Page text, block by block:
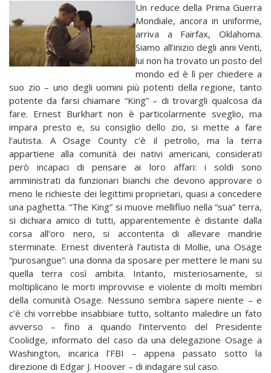
Un reduce della Prima Guerra
Mondiale, ancora in uniforme,
arriva a Fairfax, Oklahoma.
Siamo all’inizio degli anni Venti,
lui non ha trovato un posto del
mondo ed è lì per chiedere a
suo zio – uno degli uomini più potenti della regione, tanto
potente da farsi chiamare “King” – di trovargli qualcosa da
fare. Ernest Burkhart non è particolarmente sveglio, ma
impara presto e, su consiglio dello zio, si mette a fare
l’autista. A Osage County c’è il petrolio, ma la terra
appartiene alla comunità dei nativi americani, considerati
però incapaci di pensare ai loro affari: i soldi sono
amministrati da funzionari bianchi che devono approvare o
meno le richieste dei legittimi proprietari, quasi a concedere
una paghetta. “The King” si muove mellifluo nella “sua” terra,
si dichiara amico di tutti, apparentemente è distante dalla
corsa all’oro nero, si accontenta di allevare mandrie
sterminate. Ernest diventerà l’autista di Mollie, una Osage
“purosangue”: una donna da sposare per mettere le mani su
quella terra così ambita. Intanto, misteriosamente, si
moltiplicano le morti improvvise e violente di molti membri
della comunità Osage. Nessuno sembra sapere niente – e
c’è chi vorrebbe insabbiare tutto, soltanto maledire un fato
avverso – fino a quando l’intervento del Presidente
Coolidge, informato del caso da una delegazione Osage a
Washington, incarica l’FBI – appena passato sotto la
direzione di Edgar J. Hoover – di indagare sul caso.